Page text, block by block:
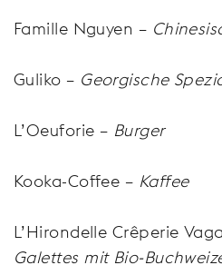
Famille Nguyen –
Guliko – Georgische
L’Oeuforie – Burger
Kooka-Coffee – Kaffee
L’Hirondelle Crêperie
Galettes mit Bio-